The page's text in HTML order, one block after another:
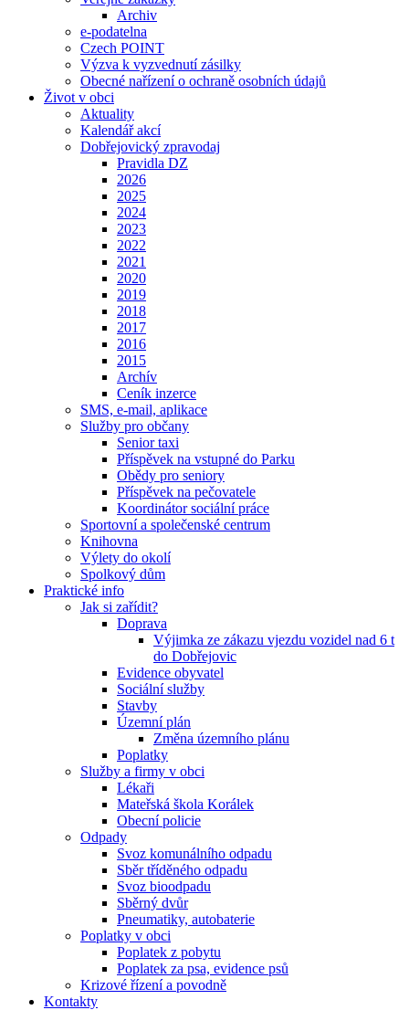
Archiv
e-podatelna
Czech POINT
Výzva k vyzvednutí zásilky
Obecné nařízení o ochraně osobních údajů
Život v obci
Aktuality
Kalendář akcí
Dobřejovický zpravodaj
Pravidla DZ
2026
2025
2024
2023
2022
2021
2020
2019
2018
2017
2016
2015
Archív
Ceník inzerce
SMS, e-mail, aplikace
Služby pro občany
Senior taxi
Příspěvek na vstupné do Parku
Obědy pro seniory
Příspěvek na pečovatele
Koordinátor sociální práce
Sportovní a společenské centrum
Knihovna
Výlety do okolí
Spolkový dům
Praktické info
Jak si zařídit?
Doprava
Výjimka ze zákazu vjezdu vozidel nad 6 t
do Dobřejovic
Evidence obyvatel
Sociální služby
Stavby
Územní plán
Změna územního plánu
Poplatky
Služby a firmy v obci
Lékaři
Mateřská škola Korálek
Obecní policie
Odpady
Svoz komunálního odpadu
Sběr tříděného odpadu
Svoz bioodpadu
Sběrný dvůr
Pneumatiky, autobaterie
Poplatky v obci
Poplatek z pobytu
Poplatek za psa, evidence psů
Krizové řízení a povodně
Kontakty